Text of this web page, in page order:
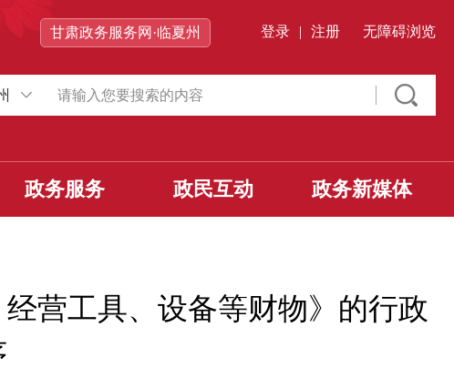
甘肃政务服务网·临夏州 登录 | 注册 无障碍浏览
政务服务 政民互动 政务新媒体
营工具、设备等财物》的行政